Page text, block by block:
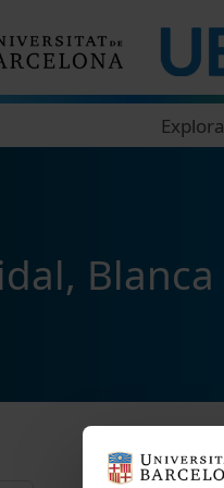
Explora
Blanca